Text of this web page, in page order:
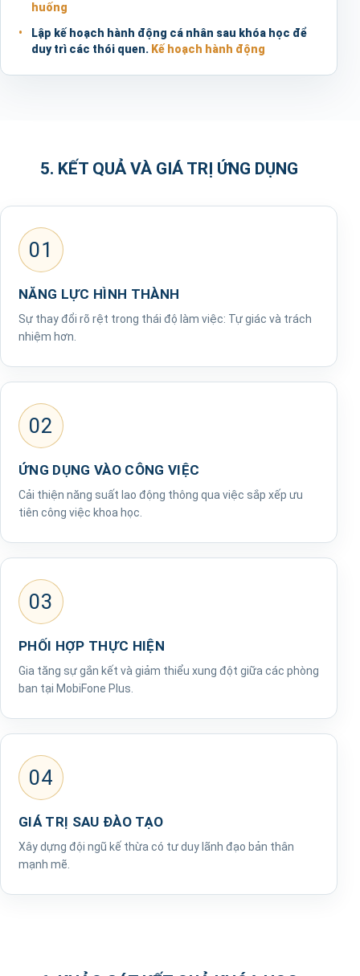
huống
Lập kế hoạch hành động cá nhân sau khóa học để
duy trì các thói quen. Kế hoạch hành động
5. KẾT QUẢ VÀ GIÁ TRỊ ỨNG DỤNG
01
NĂNG LỰC HÌNH THÀNH
Sự thay đổi rõ rệt trong thái độ làm việc: Tự giác và trách
nhiệm hơn.
02
ỨNG DỤNG VÀO CÔNG VIỆC
Cải thiện năng suất lao động thông qua việc sắp xếp ưu
tiên công việc khoa học.
03
PHỐI HỢP THỰC HIỆN
Gia tăng sự gắn kết và giảm thiểu xung đột giữa các phòng
ban tại MobiFone Plus.
04
GIÁ TRỊ SAU ĐÀO TẠO
Xây dựng đội ngũ kế thừa có tư duy lãnh đạo bản thân
mạnh mẽ.